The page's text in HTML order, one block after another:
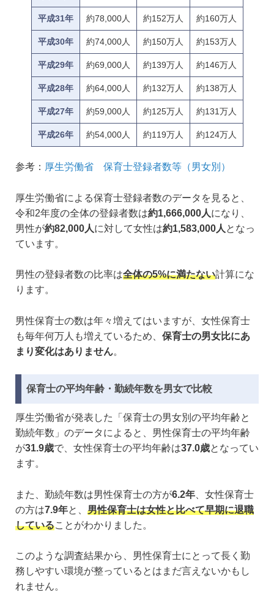
平成31年 約78,000人 約152万人 約160万人
平成30年 約74,000人 約150万人 約153万人
平成29年 約69,000人 約139万人 約146万人
平成28年 約64,000人 約132万人 約138万人
平成27年 約59,000人 約125万人 約131万人
平成26年 約54,000人 約119万人 約124万人
参考： 厚生労働省 保育士登録者数等（男女別）
厚生労働省による保育士登録者数のデータを見ると、
令和2年度の全体の登録者数は約1,666,000人になり、
男性が約82,000人に対して女性は約1,583,000人 となっ
ています。
男性の登録者数の比率は全体の5%に満たない計算にな
ります。
男性保育士の数は年々増えてはいますが、女性保育士
も毎年何万人も増えているため、 保育士の男女比にあ
まり変化はありません。
保育士の平均年齢・勤続年数を男女で比較
厚生労働省が発表した「保育士の男女別の平均年齢と
勤続年数」のデータによると、男性保育士の平均年齢
が31.9歳で、女性保育士の平均年齢は37.0歳となってい
ます。
また、勤続年数は男性保育士の方が6.2年 、女性保育士
の方は7.9年と、 男性保育士は女性と比べて早期に退職
していることがわかりました。
このような調査結果から、男性保育士にとって長く勤
務しやすい環境が整っているとはまだ言えないかもし
れません。